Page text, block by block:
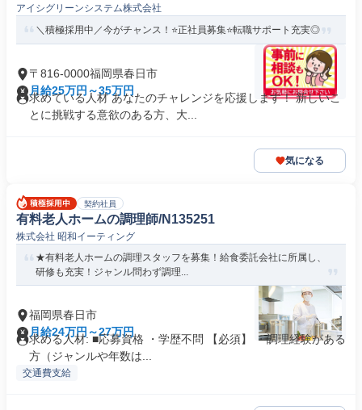
アイシグリーンシステム株式会社
＼積極採用中／今がチャンス！⭐正社員募集⭐転職サポート充実◎
〒816-0000福岡県春日市
月給25万円～35万円
求めている人材 あなたのチャレンジを応援します！ 新しいこ
とに挑戦する意欲のある方、大...
気になる
契約社員
有料老人ホームの調理師/N135251
株式会社 昭和イーティング
★有料老人ホームの調理スタッフを募集！給食委託会社に所属し、
研修も充実！ジャンル問わず調理...
福岡県春日市
月給24万円～27万円
求める人材: ■応募資格 ・学歴不問 【必須】 ・調理経験がある
方（ジャンルや年数は...
交通費支給